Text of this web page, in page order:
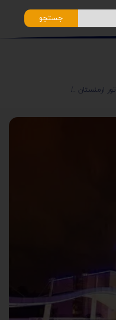
جستجو
تور ارمنستان